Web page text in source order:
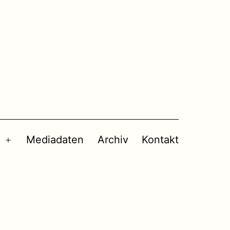
Menü
Mediadaten Archiv Kontakt